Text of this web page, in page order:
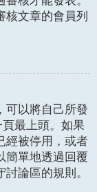
核文章的會員列
可以將自己所發
最上頭。如果
經被停用，或者
簡單地透過回覆
論區的規則。